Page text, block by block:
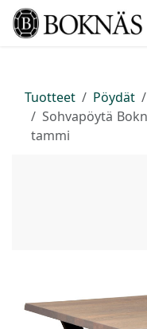
Siirry sisältöön
Tuotteet Pöydät
Sohvapöytä
tammi